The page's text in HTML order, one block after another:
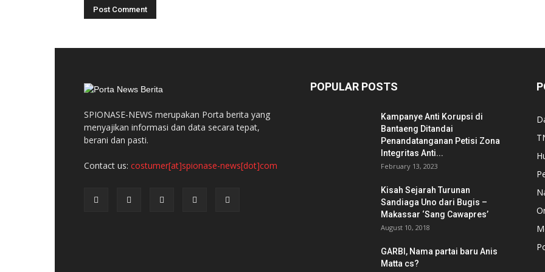
SPIONASE-NEWS merupakan Porta berita yang
menyajikan informasi dan data secara tepat,
berani dan pasti.
Contact us: costumer[at]spionase-news[dot]com
POPULAR POSTS
Kampanye Anti Korupsi di
Bantaeng Ditandai
Penandatanganan Petisi Zona
Integritas Anti...
February 13, 2023
Kisah Sejarah Turunan
Sandiaga Uno dari Bugis –
Makassar ‘Sang Cawapres’
August 10, 2018
GARBI, Nama partai baru Anis
Matta cs?